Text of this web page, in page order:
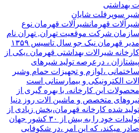
بهداشتی
شیر سوپرفلت شایان
شیرآلات قهرمانشیرآلات قهرمان نوع
سازمان شرکت موقعیت تهران, تهران نام
مدیر قهرمان نیک جو سال تاسیس ۱۳۵۹
کارخانه شیرالات بهداشتی قهرمان ،یکی از
پیشتازان ، درعرصه تولید شیرهای
ساختمانی ،لوازم و تجهیزات حمام وشیر
الات الکترونیکی و بیمارستانی است
محصولات این کارخانه، با بهره گیری از
نیروهای متخصص و ماشین الات روز دنیا
تولید شده کارخانه قهرمان،بخش زیادی از
تولیدات خود را به بیش از ۳۰ کشور جهان
صادر میکند، که این امر ،در شکوفایی